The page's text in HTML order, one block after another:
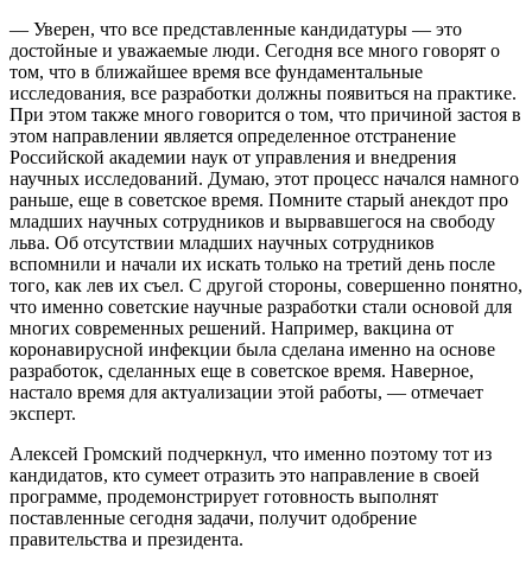
— Уверен, что все представленные кандидатуры — это
достойные и уважаемые люди. Сегодня все много говорят о
том, что в ближайшее время все фундаментальные
исследования, все разработки должны появиться на практике.
При этом также много говорится о том, что причиной застоя в
этом направлении является определенное отстранение
Российской академии наук от управления и внедрения
научных исследований. Думаю, этот процесс начался намного
раньше, еще в советское время. Помните старый анекдот про
младших научных сотрудников и вырвавшегося на свободу
льва. Об отсутствии младших научных сотрудников
вспомнили и начали их искать только на третий день после
того, как лев их съел. С другой стороны, совершенно понятно,
что именно советские научные разработки стали основой для
многих современных решений. Например, вакцина от
коронавирусной инфекции была сделана именно на основе
разработок, сделанных еще в советское время. Наверное,
настало время для актуализации этой работы, — отмечает
эксперт.
Алексей Громский подчеркнул, что именно поэтому тот из
кандидатов, кто сумеет отразить это направление в своей
программе, продемонстрирует готовность выполнят
поставленные сегодня задачи, получит одобрение
правительства и президента.